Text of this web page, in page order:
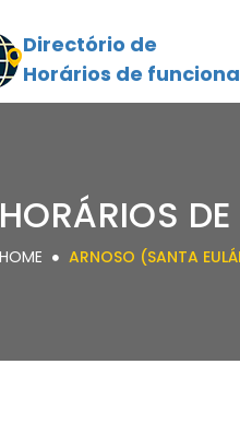
Directório de
Horários de
HORÁRIOS
HOME ARNOSO (SANTA